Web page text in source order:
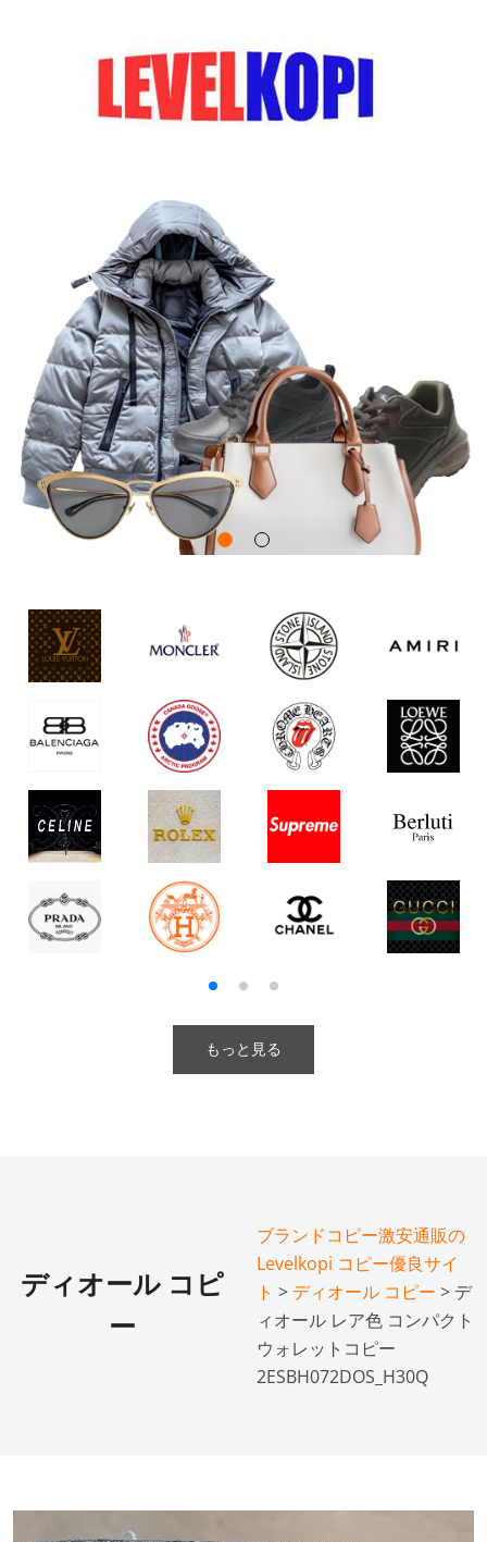
もっと見る
ディオール コピ
ー
ブランドコピー激安通販の
Levelkopi コピー優良サイ
ト > ディオール コピー > デ
ィオール レア色 コンパクト
ウォレットコピー
2ESBH072DOS_H30Q